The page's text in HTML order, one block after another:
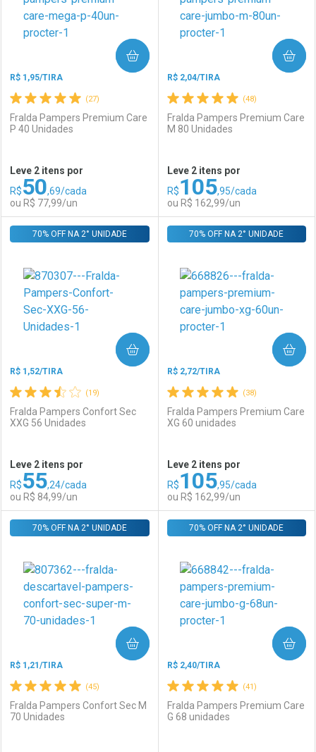
Comprar sem Desconto
Por R$ 44,99/cada
Comprar sem Desconto
Por R$ 44,99/cada
Comprar sem Desconto
Por R$ 64,99/cada
Comprar sem Desconto
Por R$ 64,99/cada
(27)
R$ 1,95/TIRA
Fralda Pampers Premium Care
P 40 Unidades
Leve 2 itens por
R$50,69/cada
ou R$ 77,99/un
COMPRAR
FECHAR
Laboratório
Comprar sem Desconto
Por R$ 77,99/cada
FECHAR
Por Menos
Comprar sem Desconto
Por R$ 77,99/cada
(48)
R$ 2,04/TIRA
Fralda Pampers Premium Care
M 80 Unidades
Leve 2 itens por
R$105,95/cada
ou R$ 162,99/un
COMPRAR
Laboratório
Comprar sem Desconto
Por R$ 162,99/cada
Por Menos
Comprar sem Desconto
Por R$ 162,99/cada
(19)
R$ 1,52/TIRA
Fralda Pampers Confort Sec
XXG 56 Unidades
70% OFF NA 2° UNIDADE
Leve 2 itens por
R$55,24/cada
ou R$ 84,99/un
COMPRAR
FECHAR
Laboratório
FECHAR
Por Menos
(38)
R$ 2,72/TIRA
Fralda Pampers Premium Care
XG 60 unidades
70% OFF NA 2° UNIDADE
Leve 2 itens por
R$105,95/cada
ou R$ 162,99/un
COMPRAR
Laboratório
Por Menos
(45)
R$ 1,21/TIRA
Fralda Pampers Confort Sec M
70 Unidades
70% OFF NA 2° UNIDADE
COMPRAR
(41)
R$ 2,40/TIRA
Fralda Pampers Premium Care
G 68 unidades
70% OFF NA 2° UNIDADE
COMPRAR